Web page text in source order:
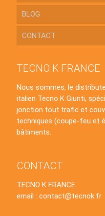
BLOG
CONTACT
TECNO K FRANCE
Nous sommes, le
italien Tecno K Giunti,
jonction tout trafic et
techniques (coupe-feu et
bâtiments.
CONTACT
TECNO K FRANCE
email : contact@tecnok.fr